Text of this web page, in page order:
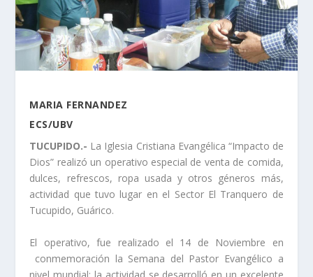
MARIA FERNANDEZ
ECS/UBV
TUCUPIDO.- La Iglesia Cristiana Evangélica “Impacto de
Dios” realizó un operativo especial de venta de comida,
dulces, refrescos, ropa usada y otros géneros más,
actividad que tuvo lugar en el Sector El Tranquero de
Tucupido, Guárico.
El operativo, fue realizado el 14 de Noviembre en
conmemoración la Semana del Pastor Evangélico a